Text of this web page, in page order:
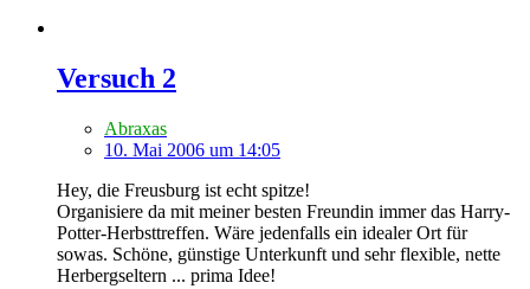
Versuch 2
Abraxas
10. Mai 2006 um 14:05
Hey, die Freusburg ist echt spitze!
Organisiere da mit meiner besten Freundin immer das Harry-
Potter-Herbsttreffen. Wäre jedenfalls ein idealer Ort für
sowas. Schöne, günstige Unterkunft und sehr flexible, nette
Herbergseltern ... prima Idee!